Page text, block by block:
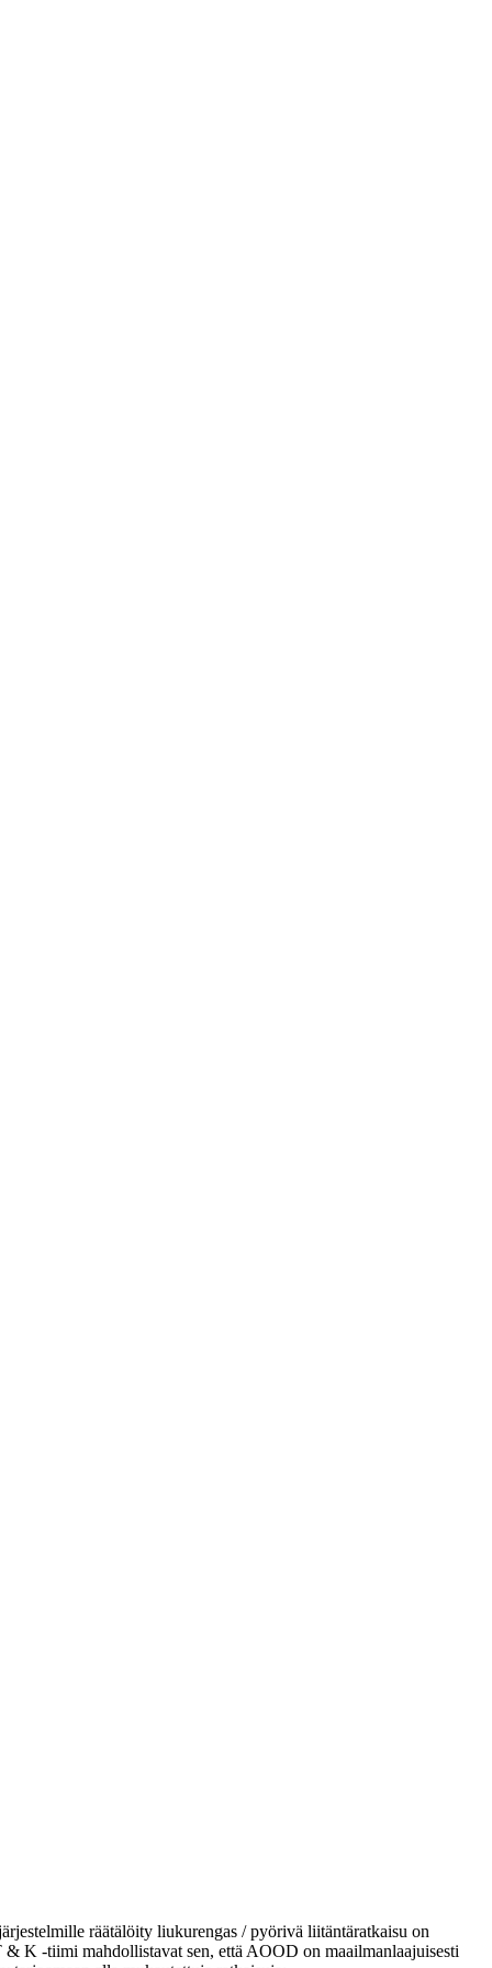
räätälöity liukurengas / pyörivä liitäntäratkaisu on
K -tiimi mahdollistavat sen, että AOOD on maailmanlaajuisesti